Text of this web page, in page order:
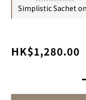
Simplistic Sachet
HK$1,280.00